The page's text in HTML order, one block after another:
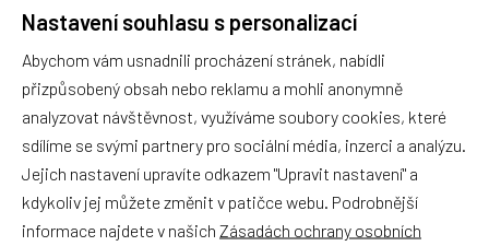
Rychlé vyřízení reklamace i na dálku
Pokud to povaha vady umožňuje (zjevná
neopravitelnost výrobku), reklamaci vyřídíme i na
základě pouhého zaslání fotografií na náš email a
vyměníme zboží kus za kus. Vždy se snažíme šetřit
Váš čas a peníze. Můžeme si to dovolit, protože
naše kvalitní zboží zákazníci téměř nereklamují.
Milujeme české výrobky
Nastavení souhlasu s personalizací
Abychom vám usnadnili procházení stránek, nabídli
přizpůsobený obsah nebo reklamu a mohli anonymně
analyzovat návštěvnost, využíváme soubory cookies, které
sdílíme se svými partnery pro sociální média, inzerci a analýzu.
Jejich nastavení upravíte odkazem "Upravit nastavení" a
kdykoliv jej můžete změnit v patičce webu. Podrobnější
informace najdete v našich Zásadách ochrany osobních